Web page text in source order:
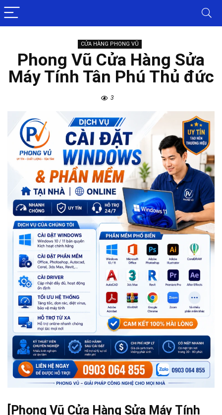
CỬA HÀNG PHONG VŨ
Phong Vũ Cửa Hàng Sửa
Máy Tính Tân Phú Thủ đức
3
[Phong Vũ Cửa Hàng Sửa Máy Tính